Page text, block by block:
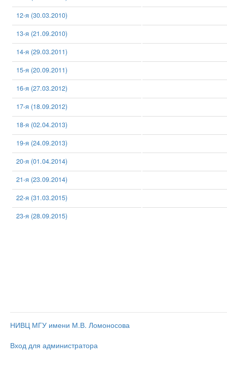
12-я (30.03.2010)
13-я (21.09.2010)
14-я (29.03.2011)
15-я (20.09.2011)
16-я (27.03.2012)
17-я (18.09.2012)
18-я (02.04.2013)
19-я (24.09.2013)
20-я (01.04.2014)
21-я (23.09.2014)
22-я (31.03.2015)
23-я (28.09.2015)
НИВЦ МГУ имени М.В. Ломоносова
Вход для администратора